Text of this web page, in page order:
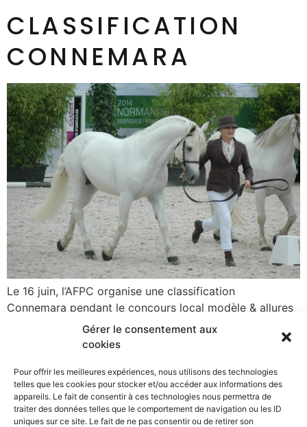
Gérer le consentement aux
cookies
Pour offrir les meilleures expériences, nous utilisons des technologies
telles que les cookies pour stocker et/ou accéder aux informations des
appareils. Le fait de consentir à ces technologies nous permettra de
traiter des données telles que le comportement de navigation ou les ID
uniques sur ce site. Le fait de ne pas consentir ou de retirer son
CLASSIFICATION
CONNEMARA
Le 16 juin, l’AFPC organise une classification
Connemara pendant le concours local modèle & allures
de Saint-Lô. C’est l’unique classification Connemara
proposée en Normandie en 2019.→ Site de l’Association
sont ouverts sur le site shf.eu. Si vous avez des soucis
pour vous inscrire, n’hésitez pas à contacter le
secrétariat de l’AFPC au […]